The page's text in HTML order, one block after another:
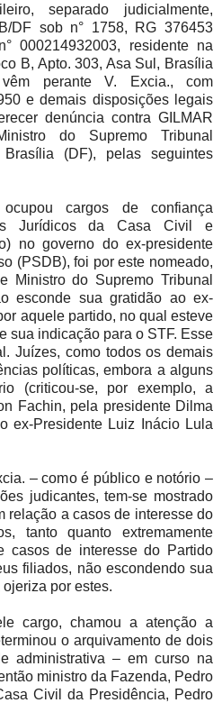
separado judicialmente,
DF sob n° 1758, RG 376453
000214932003, residente na
B, Apto. 303, Asa Sul, Brasília
perante V. Excia., com
e demais disposições legais
denúncia contra GILMAR
do Supremo Tribunal
(DF), pelas seguintes
cargos de confiança
Jurídicos da Casa Civil e
no governo do ex-presidente
(PSDB), foi por este nomeado,
Ministro do Supremo Tribunal
esconde sua gratidão ao ex-
aquele partido, no qual esteve
sua indicação para o STF. Esse
Juízes, como todos os demais
políticas, embora a alguns
(criticou-se, por exemplo, a
Fachin, pela presidente Dilma
ex-Presidente Luiz Inácio Lula
– como é público e notório –
judicantes, tem-se mostrado
relação a casos de interesse do
tanto quanto extremamente
casos de interesse do Partido
filiados, não escondendo sua
por estes.
cargo, chamou a atenção a
o arquivamento de dois
administrativa – em curso na
ministro da Fazenda, Pedro
Civil da Presidência, Pedro